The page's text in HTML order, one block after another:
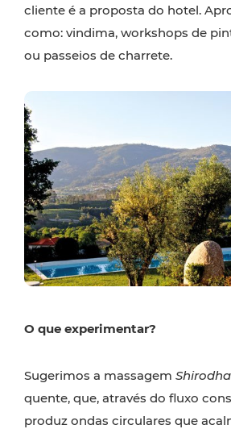
cliente é a proposta do hotel.
como: vindima, workshops de
ou passeios de charrete.
O que experimentar?
Sugerimos a massagem
quente, que, através do fluxo
produz ondas circulares que